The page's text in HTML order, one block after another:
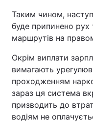
Таким чином,
буде припинено рух
маршрутів на
Окрім виплати
вимагають
проходженням
зараз ця система
призводить до
водіям не